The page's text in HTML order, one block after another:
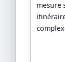
mesure